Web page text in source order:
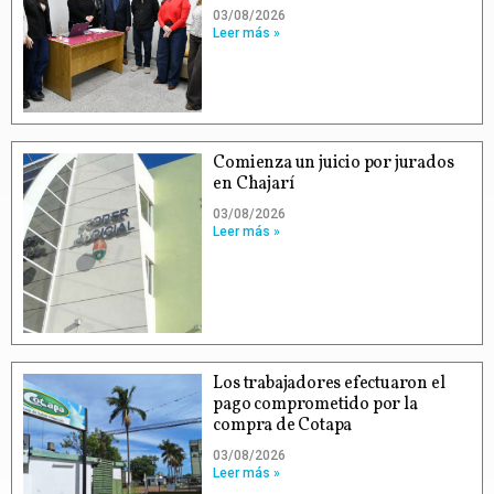
03/08/2026
Leer más »
Comienza un juicio por jurados
en Chajarí
03/08/2026
Leer más »
Los trabajadores efectuaron el
pago comprometido por la
compra de Cotapa
03/08/2026
Leer más »